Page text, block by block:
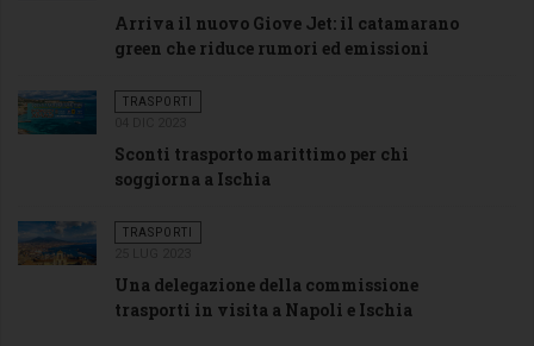
Arriva il nuovo Giove Jet: il catamarano
green che riduce rumori ed emissioni
TRASPORTI
Sconti trasporto marittimo per chi
soggiorna a Ischia
TRASPORTI
Una delegazione della commissione
trasporti in visita a Napoli e Ischia